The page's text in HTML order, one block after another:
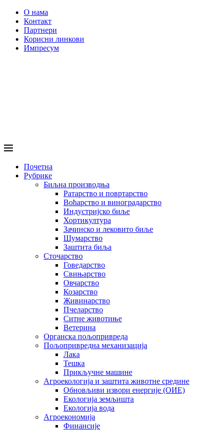
О нама
Контакт
Партнери
Корисни линкови
Импресум
Почетна
Рубрике
Биљна производња
Ратарство и повртарство
Воћарство и виноградарство
Индустријско биље
Хортикултура
Зачинско и лековито биље
Шумарство
Заштита биља
Сточарство
Говедарство
Свињарство
Овчарство
Козарство
Живинарство
Пчеларство
Ситне животиње
Ветерина
Органска пољопривреда
Пољопривредна механизација
Лака
Тешка
Прикључне машине
Агроекологија и заштита животне средине
Обновљиви извори енергије (ОИЕ)
Екологија земљишта
Екологија вода
Агроекономија
Финансије